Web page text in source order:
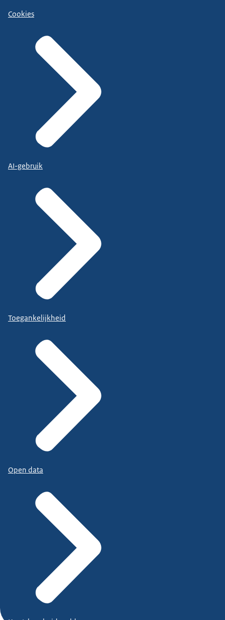
Cookies
AI-gebruik
Toegankelijkheid
Open data